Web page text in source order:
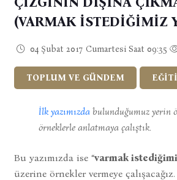
(VARMAK İSTEDİĞİMİZ
04 Şubat 2017 Cumartesi Saat 09:35
TOPLUM VE GÜNDEM
İlk yazımızdabulunduğumuz yerin
örneklerle anlatmaya çalıştık.
Bu yazımızda ise “varmak
üzerine örnekler vermeye